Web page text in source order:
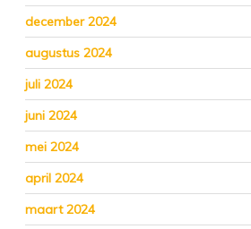
december 2024
augustus 2024
juli 2024
juni 2024
mei 2024
april 2024
maart 2024